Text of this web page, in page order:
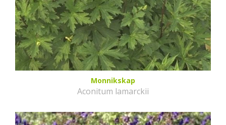
Monnikskap
Aconitum lamarckii